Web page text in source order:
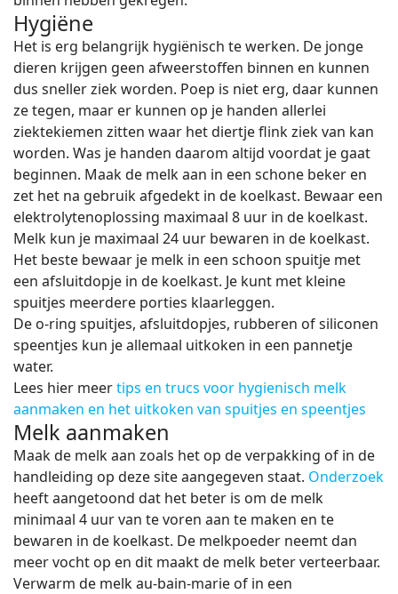
Hygiëne
Het is erg belangrijk hygiënisch te werken. De jonge
dieren krijgen geen afweerstoffen binnen en kunnen
dus sneller ziek worden. Poep is niet erg, daar kunnen
ze tegen, maar er kunnen op je handen allerlei
ziektekiemen zitten waar het diertje flink ziek van kan
worden. Was je handen daarom altijd voordat je gaat
beginnen. Maak de melk aan in een schone beker en
zet het na gebruik afgedekt in de koelkast. Bewaar een
elektrolytenoplossing maximaal 8 uur in de koelkast.
Melk kun je maximaal 24 uur bewaren in de koelkast.
Het beste bewaar je melk in een schoon spuitje met
een afsluitdopje in de koelkast. Je kunt met kleine
spuitjes meerdere porties klaarleggen.
De o-ring spuitjes, afsluitdopjes, rubberen of siliconen
speentjes kun je allemaal uitkoken in een pannetje
water.
Lees hier meertips en trucs voor hygienisch melk
aanmaken en het uitkoken van spuitjes en speentjes
Melk aanmaken
Maak de melk aan zoals het op de verpakking of in de
handleiding op deze site aangegeven staat. Onderzoek
heeft aangetoond dat het beter is om de melk
minimaal 4 uur van te voren aan te maken en te
bewaren in de koelkast. De melkpoeder neemt dan
meer vocht op en dit maakt de melk beter verteerbaar.
Verwarm de melk au-bain-marie of in een